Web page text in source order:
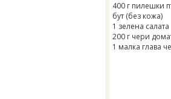
400 г пилешки
бут (без кожа)
1 зелена салата
200 г чери
1 малка глава